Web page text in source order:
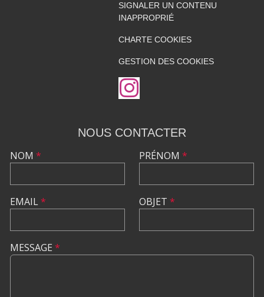
SIGNALER UN CONTENU
INAPPROPRIÉ
CHARTE COOKIES
GESTION DES COOKIES
NOUS CONTACTER
NOM *
EMAIL*
PRÉNOM *
OBJET *
MESSAGE *